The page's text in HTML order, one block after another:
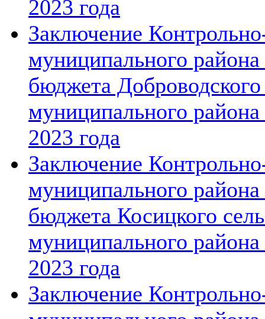
2023 года
Заключение
муниципального
бюджета Доброводского
муниципального
2023 года
Заключение
муниципального
бюджета Косицкого
муниципального
2023 года
Заключение